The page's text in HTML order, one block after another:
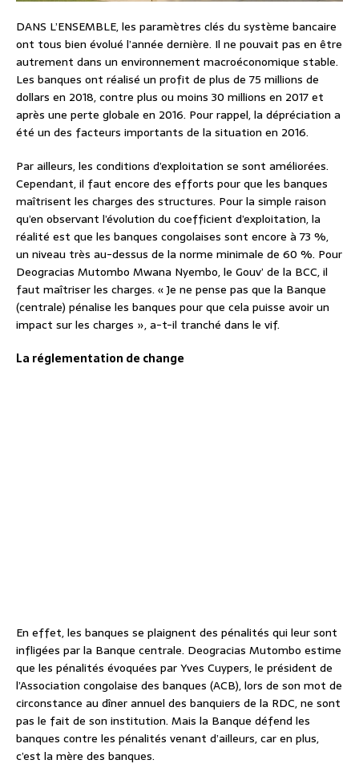
DANS L’ENSEMBLE, les paramètres clés du système bancaire
ont tous bien évolué l’année dernière. Il ne pouvait pas en être
autrement dans un environnement macroéconomique stable.
Les banques ont réalisé un profit de plus de 75 millions de
dollars en 2018, contre plus ou moins 30 millions en 2017 et
après une perte globale en 2016. Pour rappel, la dépréciation a
été un des facteurs importants de la situation en 2016.
Par ailleurs, les conditions d’exploitation se sont améliorées.
Cependant, il faut encore des efforts pour que les banques
maîtrisent les charges des structures. Pour la simple raison
qu’en observant l’évolution du coefficient d’exploitation, la
réalité est que les banques congolaises sont encore à 73 %,
un niveau très au-dessus de la norme minimale de 60 %. Pour
Deogracias Mutombo Mwana Nyembo, le Gouv’ de la BCC, il
faut maîtriser les charges. « Je ne pense pas que la Banque
(centrale) pénalise les banques pour que cela puisse avoir un
impact sur les charges », a-t-il tranché dans le vif.
La réglementation de change
En effet, les banques se plaignent des pénalités qui leur sont
infligées par la Banque centrale. Deogracias Mutombo estime
que les pénalités évoquées par Yves Cuypers, le président de
l’Association congolaise des banques (ACB), lors de son mot de
circonstance au dîner annuel des banquiers de la RDC, ne sont
pas le fait de son institution. Mais la Banque défend les
banques contre les pénalités venant d’ailleurs, car en plus,
c’est la mère des banques.